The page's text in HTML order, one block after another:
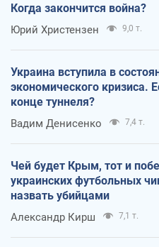
Когда закончится война?
Юрий Христензен 9,0 т.
Украина вступила в
экономического кризиса.
конце туннеля?
Вадим Денисенко 7,4 т.
Чей будет Крым, тот и
украинских футбольных
назвать убийцами
Александр Кирш 7,1 т.